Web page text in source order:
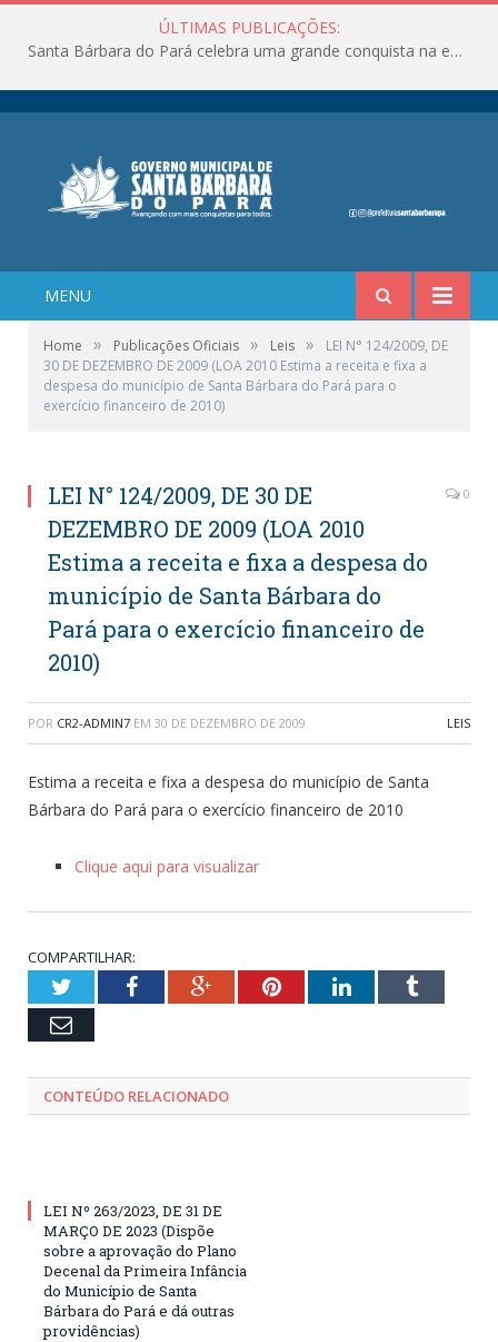
ÚLTIMAS PUBLICAÇÕES:
Santa Bárbara do Pará celebra uma grande conquista na educação!
MENU
Home » Publicações Oficiais » Leis »
LEI N° 124/2009, DE
30 DE DEZEMBRO DE 2009 (LOA 2010 Estima a receita e fixa a
despesa do município de Santa Bárbara do Pará para o
exercício financeiro de 2010)
LEI N° 124/2009, DE 30 DE
DEZEMBRO DE 2009 (LOA 2010
Estima a receita e fixa a despesa do
município de Santa Bárbara do
Pará para o exercício financeiro de
2010)
0
POR CR2-ADMIN7 EM 30 DE DEZEMBRO DE 2009 LEIS
Estima a receita e fixa a despesa do município de Santa
Bárbara do Pará para o exercício financeiro de 2010
Clique aqui para visualizar
COMPARTILHAR:
TwitterFacebookGoogle+PinterestLinkedInTumblr
Email
CONTEÚDO RELACIONADO
LEI Nº 263/2023, DE 31 DE
MARÇO DE 2023 (Dispõe
sobre a aprovação do Plano
Decenal da Primeira Infância
do Município de Santa
Bárbara do Pará e dá outras
providências)